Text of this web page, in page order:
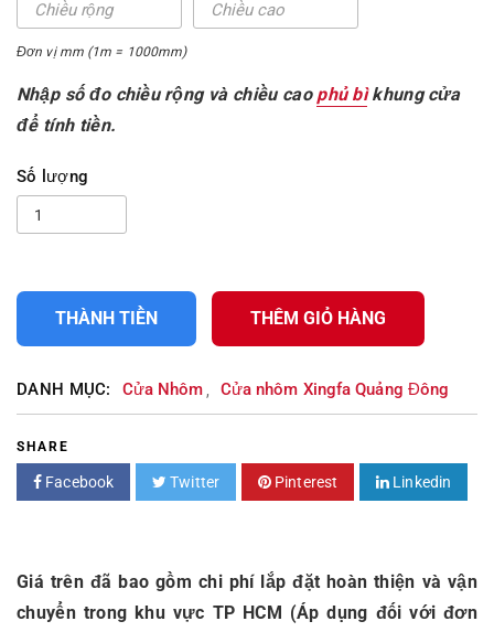
Đơn vị mm (1m = 1000mm)
Nhập số đo chiều rộng và chiều cao phủ bìkhung cửa
để tính tiền.
Số lượng
THÀNH TIỀN THÊM GIỎ HÀNG
DANH MỤC: Cửa Nhôm, Cửa nhôm Xingfa Quảng Đông
SHARE
Facebook Twitter Pinterest Linkedin
Giá trên đã bao gồm chi phí lắp đặt hoàn thiện và vận
chuyển trong khu vực TP HCM (Áp dụng đối với đơn